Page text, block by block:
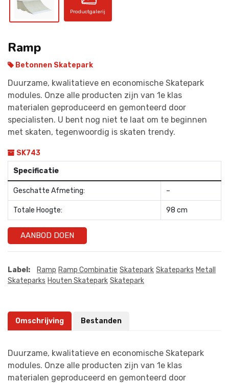
Productgalerij
Ramp
Betonnen Skatepark
Duurzame, kwalitatieve en economische Skatepark
modules. Onze alle producten zijn van 1e klas
materialen geproduceerd en gemonteerd door
specialisten. U bent nog niet te laat om te beginnen
met skaten, tegenwoordig is skaten trendy.
SK743
Specificatie
Geschatte Afmeting: –
Totale Hoogte: 98 cm
AANBOD DOEN
Label: Ramp Ramp Combinatie Skatepark Skateparks Metall
Skateparks Houten Skatepark Skatepark
Omschrijving Bestanden
Duurzame, kwalitatieve en economische Skatepark
modules. Onze alle producten zijn van 1e klas
materialen geproduceerd en gemonteerd door